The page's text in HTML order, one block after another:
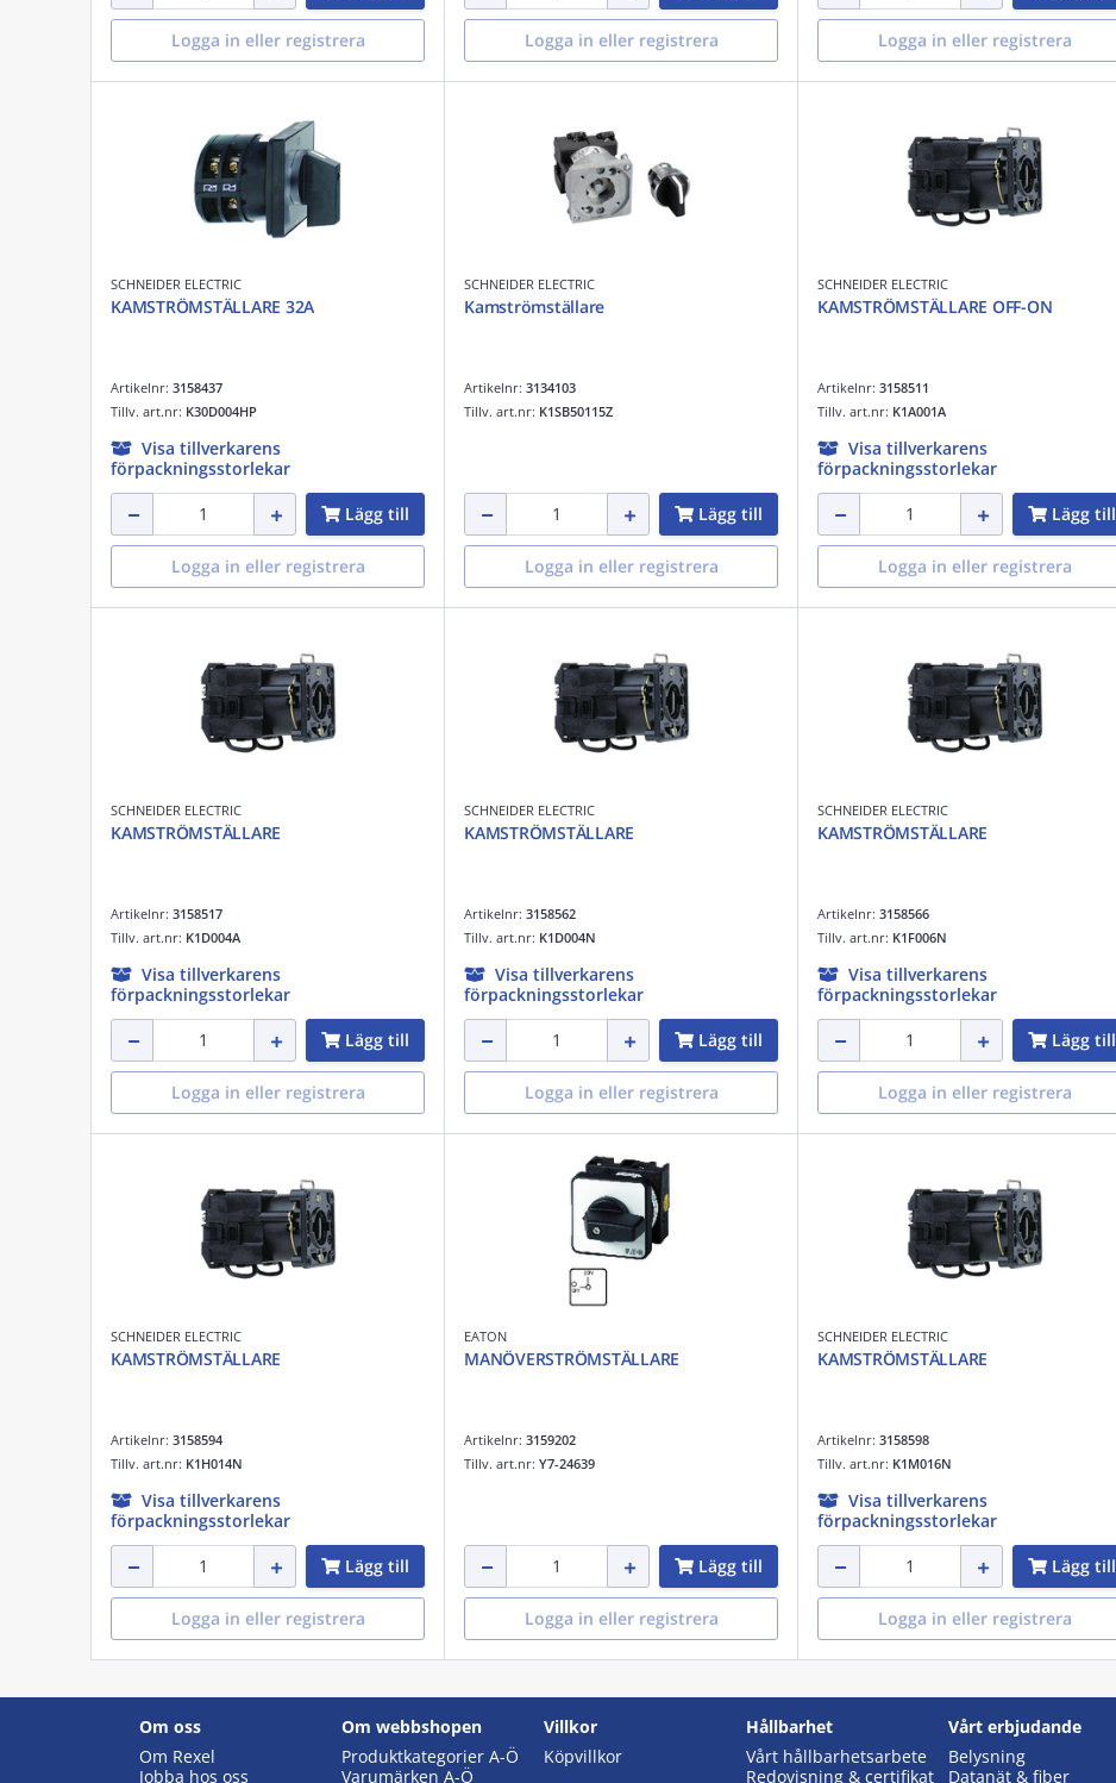
Logga in eller registrera Logga in eller registrera Logga in eller registrera
SCHNEIDER ELECTRIC
KAMSTRÖMSTÄLLARE 32A
Artikelnr: 3158437
Tillv. art.nr: K30D004HP
Visa tillverkarens
förpackningsstorlekar
Lägg till
Logga in eller registrera
SCHNEIDER ELECTRIC
Kamströmställare
Artikelnr: 3134103
Tillv. art.nr: K1SB50115Z
Lägg till
Logga in eller registrera
SCHNEIDER ELECTRIC
KAMSTRÖMSTÄLLARE OFF-ON
Artikelnr: 3158511
Tillv. art.nr: K1A001A
Visa tillverkarens
förpackningsstorlekar
Lägg till
Logga in eller registrera
SCHNEIDER ELECTRIC
KAMSTRÖMSTÄLLARE
Artikelnr: 3158517
Tillv. art.nr: K1D004A
Visa tillverkarens
förpackningsstorlekar
Lägg till
Logga in eller registrera
SCHNEIDER ELECTRIC
KAMSTRÖMSTÄLLARE
Artikelnr: 3158562
Tillv. art.nr: K1D004N
Visa tillverkarens
förpackningsstorlekar
Lägg till
Logga in eller registrera
SCHNEIDER ELECTRIC
KAMSTRÖMSTÄLLARE
Artikelnr: 3158566
Tillv. art.nr: K1F006N
Visa tillverkarens
förpackningsstorlekar
Lägg till
Logga in eller registrera
SCHNEIDER ELECTRIC
KAMSTRÖMSTÄLLARE
Artikelnr: 3158594
Tillv. art.nr: K1H014N
Visa tillverkarens
förpackningsstorlekar
Lägg till
Logga in eller registrera
EATON
MANÖVERSTRÖMSTÄLLARE
Artikelnr: 3159202
Tillv. art.nr: Y7-24639
Lägg till
Logga in eller registrera
SCHNEIDER ELECTRIC
KAMSTRÖMSTÄLLARE
Artikelnr: 3158598
Tillv. art.nr: K1M016N
Visa tillverkarens
förpackningsstorlekar
Lägg till
Logga in eller registrera
Om oss
Om Rexel
Jobba hos oss
Om webbshopen
Produktkategorier A-Ö
Varumärken A-Ö
Villkor
Köpvillkor
Hållbarhet
Vårt hållbarhetsarbete
Redovisning & certifikat
Vårt erbjudande
Belysning
Datanät & fiber